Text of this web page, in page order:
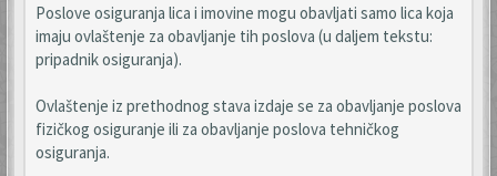
Poslove osiguranja lica i imovine mogu obavljati samo lica koja
imaju ovlaštenje za obavljanje tih poslova (u daljem tekstu:
pripadnik osiguranja).
Ovlaštenje iz prethodnog stava izdaje se za obavljanje poslova
fizičkog osiguranje ili za obavljanje poslova tehničkog
osiguranja.